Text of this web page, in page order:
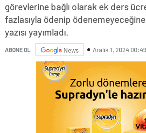
görevlerine bağlı olarak ek ders
fazlasıyla ödenip
yazısı yayımladı.
ABONE OL News Aralık 1, 2024 00:49